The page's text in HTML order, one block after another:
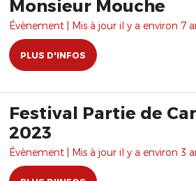
Monsieur Mouche
Évènement | Mis à jour il y a environ 7
PLUS D'INFOS
Festival Partie de
2023
Évènement | Mis à jour il y a environ 3